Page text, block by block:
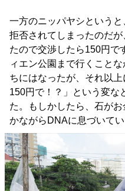
一方のニッパヤシという
拒否されてしまったのだ
たので交渉したら150円で
ィエン公園まで行くこと
ちにはなったが、それ以
150円で！？」という変な
た。もしかしたら、石が
かながらDNAに息づいてい